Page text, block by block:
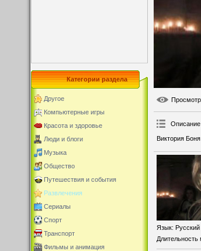
Категории раздела
Другое
Компьютерные игры
Красота и здоровье
Люди и блоги
Музыка
Общество
Путешествия и события
Развлечения
Сериалы
Спорт
Транспорт
Фильмы и анимация
Виктория
Язык: Русский
Длительность